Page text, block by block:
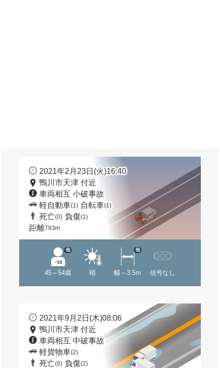
2021年2月23日(火)16:40
鴨川市天津 付近
車両相互 小破事故
軽自動車(1) 自転車(1)
死亡(0) 負傷(1)
距離793m
45～54歳
他
晴 幅～3.5m
他
信号なし
2021年9月2日(木)08:06
鴨川市天津 付近
車両相互 中破事故
軽貨物車(2)
死亡(0) 負傷(2)